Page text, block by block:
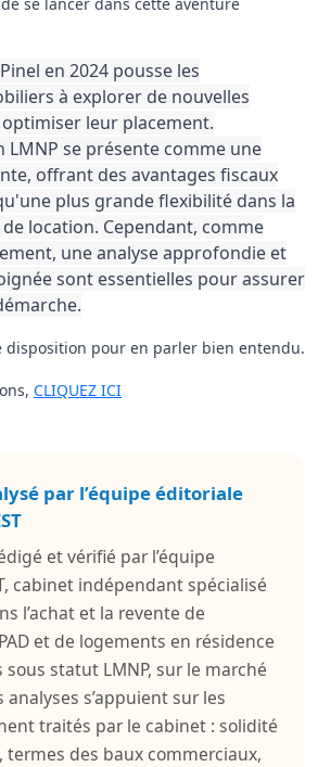
en 2024 pousse les
à explorer de nouvelles
leur placement.
LMNP se présente comme une
offrant des avantages fiscaux
plus grande flexibilité dans la
location. Cependant, comme
une analyse approfondie et
sont essentielles pour assurer
disposition pour en parler bien entendu.
CLIQUEZ ICI
par l’équipe éditoriale
et vérifié par l’équipe
cabinet indépendant spécialisé
l’achat et la revente de
et de logements en résidence
sous statut LMNP, sur le marché
analyses s’appuient sur les
traités par le cabinet : solidité
termes des baux commerciaux,